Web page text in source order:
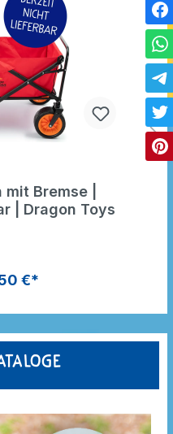
Bremse |
| Dragon Toys
€*